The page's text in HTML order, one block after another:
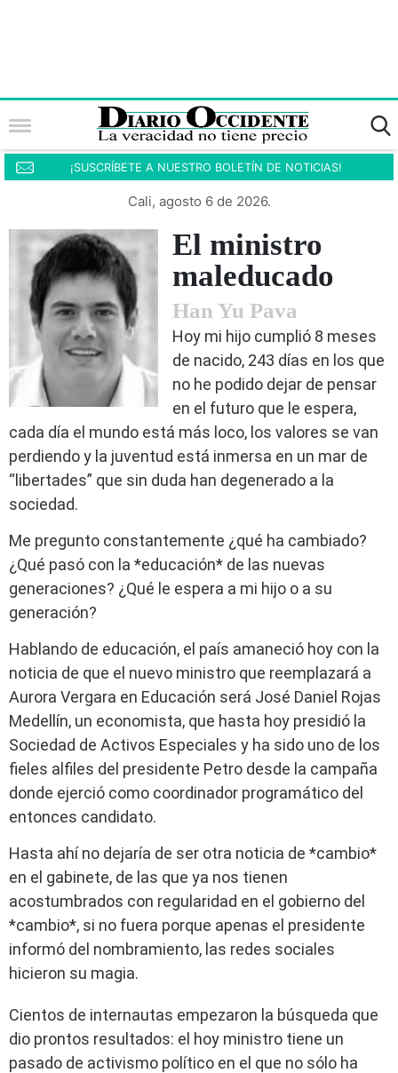
¡SUSCRÍBETE A NUESTRO BOLETÍN DE NOTICIAS!
Cali, agosto 6 de 2026.
El ministro
maleducado
Han Yu Pava
Hoy mi hijo cumplió 8 meses
de nacido, 243 días en los que
no he podido dejar de pensar
en el futuro que le espera,
cada día el mundo está más loco, los valores se van
perdiendo y la juventud está inmersa en un mar de
“libertades” que sin duda han degenerado a la
sociedad.
Me pregunto constantemente ¿qué ha cambiado?
¿Qué pasó con la *educación* de las nuevas
generaciones? ¿Qué le espera a mi hijo o a su
generación?
Hablando de educación, el país amaneció hoy con la
noticia de que el nuevo ministro que reemplazará a
Aurora Vergara en Educación será José Daniel Rojas
Medellín, un economista, que hasta hoy presidió la
Sociedad de Activos Especiales y ha sido uno de los
fieles alfiles del presidente Petro desde la campaña
donde ejerció como coordinador programático del
entonces candidato.
Hasta ahí no dejaría de ser otra noticia de *cambio*
en el gabinete, de las que ya nos tienen
acostumbrados con regularidad en el gobierno del
*cambio*, si no fuera porque apenas el presidente
informó del nombramiento, las redes sociales
hicieron su magia.
Cientos de internautas empezaron la búsqueda que
dio prontos resultados: el hoy ministro tiene un
pasado de activismo político en el que no sólo ha